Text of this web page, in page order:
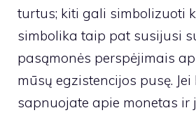
turtus; kiti gali simbolizuoti
simbolika taip pat susijusi
pasąmonės perspėjimais
mūsų egzistencijos pusę.
sapnuojate apie monetas ir